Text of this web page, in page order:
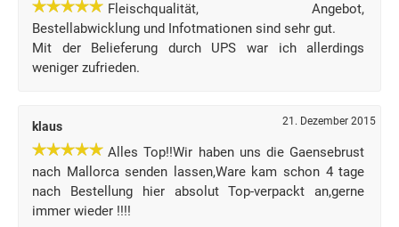
Fleischqualität, Angebot,
Bestellabwicklung und Infotmationen sind sehr gut.
Mit der Belieferung durch UPS war ich allerdings
weniger zufrieden.
klaus 21. Dezember 2015
Alles Top!!Wir haben uns die Gaensebrust
nach Mallorca senden lassen,Ware kam schon 4 tage
nach Bestellung hier absolut Top-verpackt an,gerne
immer wieder !!!!